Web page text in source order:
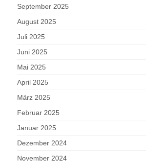
September 2025
August 2025
Juli 2025
Juni 2025
Mai 2025
April 2025
März 2025
Februar 2025
Januar 2025
Dezember 2024
November 2024